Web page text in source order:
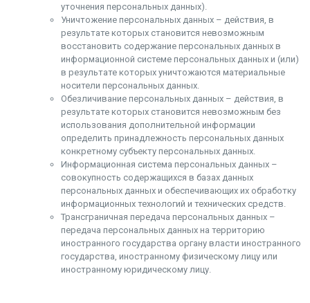
уточнения персональных данных).
Уничтожение персональных данных – действия, в
результате которых становится невозможным
восстановить содержание персональных данных в
информационной системе персональных данных и (или)
в результате которых уничтожаются материальные
носители персональных данных.
Обезличивание персональных данных – действия, в
результате которых становится невозможным без
использования дополнительной информации
определить принадлежность персональных данных
конкретному субъекту персональных данных.
Информационная система персональных данных –
совокупность содержащихся в базах данных
персональных данных и обеспечивающих их обработку
информационных технологий и технических средств.
Трансграничная передача персональных данных –
передача персональных данных на территорию
иностранного государства органу власти иностранного
государства, иностранному физическому лицу или
иностранному юридическому лицу.